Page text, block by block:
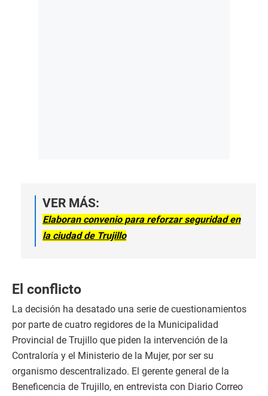
VER MÁS:
Elaboran convenio para reforzar seguridad en
la ciudad de Trujillo
El conflicto
La decisión ha desatado una serie de cuestionamientos
por parte de cuatro regidores de la Municipalidad
Provincial de Trujillo que piden la intervención de la
Contraloría y el Ministerio de la Mujer, por ser su
organismo descentralizado. El gerente general de la
Beneficencia de Trujillo, en entrevista con Diario Correo